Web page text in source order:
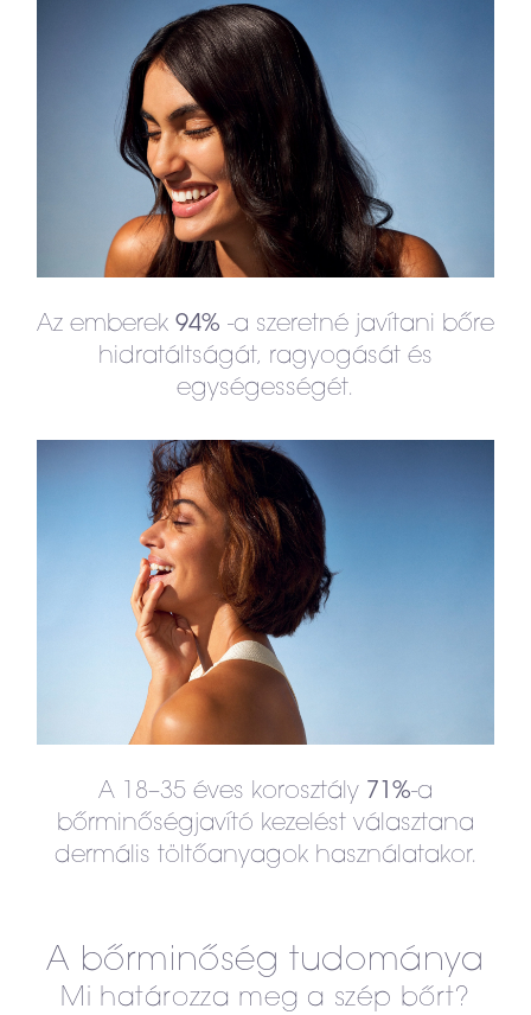
Az emberek 94% -a szeretné javítani bőre
hidratáltságát, ragyogását és
egységességét.
A 18–35 éves korosztály 71%-a
bőrminőségjavító kezelést választana
dermális töltőanyagok használatakor.
A bőrminőség tudománya
Mi határozza meg a szép bőrt?